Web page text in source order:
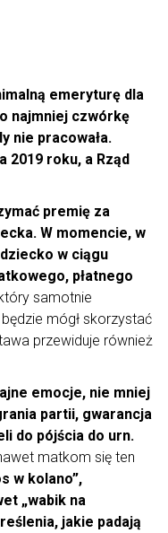
emeryturę dla
najmniej czwórkę
nie pracowała.
2019 roku, a Rząd
premię za
W momencie, w
w ciągu
płatnego
samotnie
mógł skorzystać
przewiduje również
emocje, nie mniej
partii, gwarancja
do pójścia do urn.
matkom się ten
w kolano”,
„wabik na
jakie padają